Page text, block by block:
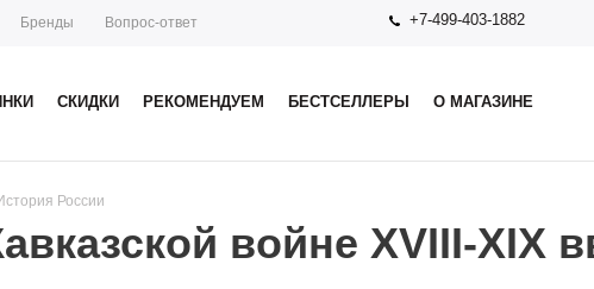
Бренды Вопрос-ответ +7-499-403-1882
СКИДКИ РЕКОМЕНДУЕМ БЕСТСЕЛЛЕРЫ О МАГАЗИНЕ
России
войне XVIII-XIX